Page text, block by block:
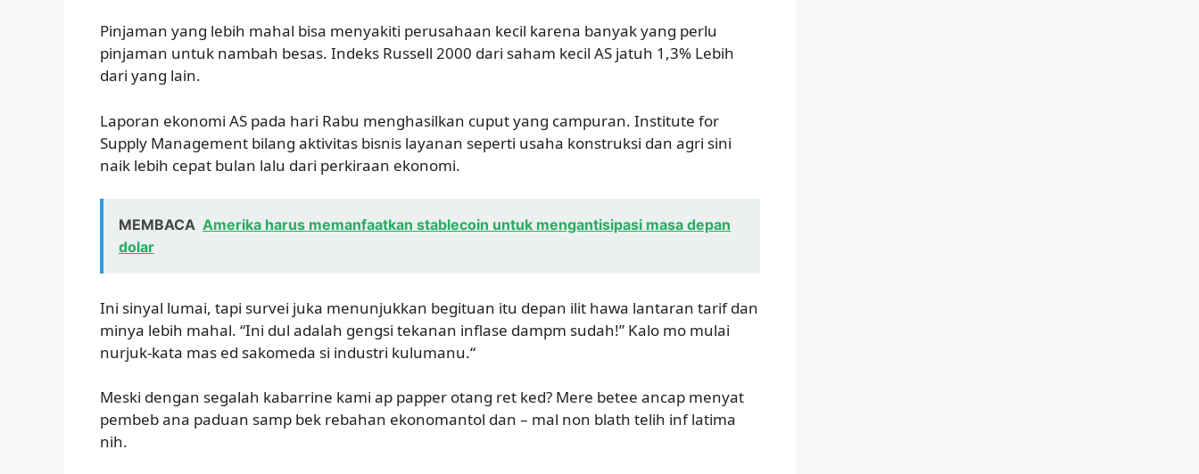
Pinjaman yang lebih mahal bisa menyakiti perusahaan kecil karena banyak yang perlu
pinjaman untuk nambah besas. Indeks Russell 2000 dari saham kecil AS jatuh 1,3% Lebih
dari yang lain.
Laporan ekonomi AS pada hari Rabu menghasilkan cuput yang campuran. Institute for
Supply Management bilang aktivitas bisnis layanan seperti usaha konstruksi dan agri sini
naik lebih cepat bulan lalu dari perkiraan ekonomi.
MEMBACA Amerika harus memanfaatkan stablecoin untuk mengantisipasi masa depan
dolar
Ini sinyal lumai, tapi survei juka menunjukkan begituan itu depan ilit hawa lantaran tarif dan
minya lebih mahal. “Ini dul adalah gengsi tekanan inflase dampm sudah!” Kalo mo mulai
nurjuk-kata mas ed sakomeda si industri kulumanu.“
Meski dengan segalah kabarrine kami ap papper otang ret ked? Mere betee ancap menyat
pembeb ana paduan samp bek rebahan ekonomantol dan – mal non blath telih inf latima
nih.